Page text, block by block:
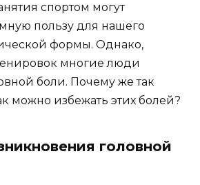
спортом могут
пользу для нашего
формы. Однако,
многие люди
боли. Почему же так
можно избежать этих болей?
головной